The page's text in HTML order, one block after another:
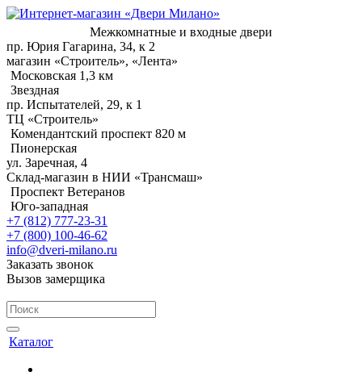
Межкомнатные и входные двери
пр. Юрия Гагарина, 34, к 2
магазин «Строитель», «Лента»
Московская 1,3 км
Звездная
пр. Испытателей, 29, к 1
ТЦ «Строитель»
Комендантский проспект 820 м
Пионерская
ул. Заречная, 4
Склад-магазин в НИИ «Трансмаш»
Проспект Ветеранов
Юго-западная
+7 (812) 777-23-31
+7 (800) 100-46-62
info@dveri-milano.ru
Заказать звонок
Вызов замерщика
Каталог